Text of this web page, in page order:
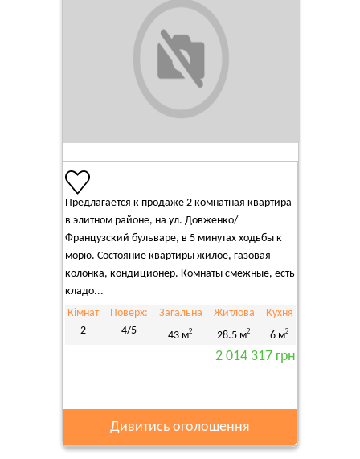
Предлагается к продаже 2 комнатная квартира
в элитном районе, на ул. Довженко/
Французский бульваре, в 5 минутах ходьбы к
морю. Состояние квартиры жилое, газовая
колонка, кондиционер. Комнаты смежные, есть
кладо...
Кімнат
2
Поверх:
4/5
Загальна
43 м2
Житлова
28.5 м2
Кухня
6 м2
2 014 317 грн
Дивитись оголошення